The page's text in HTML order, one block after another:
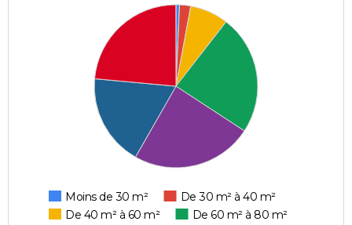
Moins de 30 m²
De 30 m² à 40 m²
De 40 m² à 60 m²
De 60 m² à 80 m²